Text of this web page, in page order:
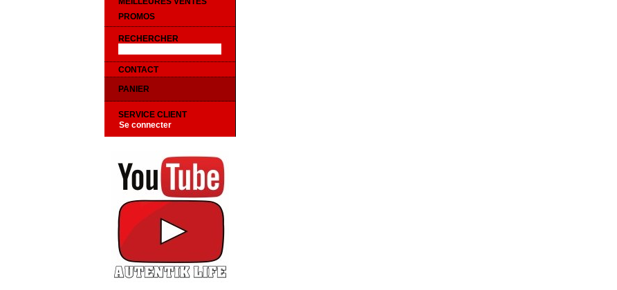
PROMOS
RECHERCHER
CONTACT
PANIER
SERVICE CLIENT
Se connecter